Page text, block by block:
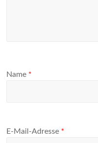
Name *
E-Mail-Adresse *